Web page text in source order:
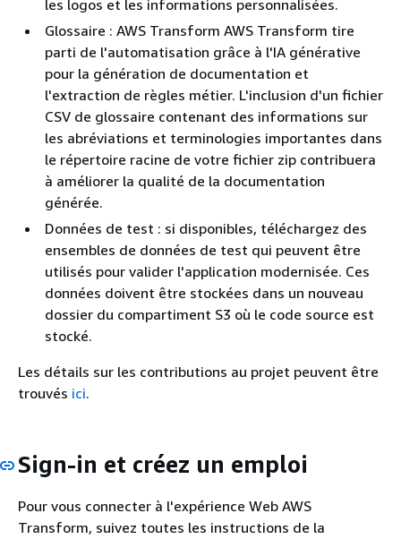
les logos et les informations personnalisées.
Glossaire : AWS Transform AWS Transform tire
parti de l'automatisation grâce à l'IA générative
pour la génération de documentation et
l'extraction de règles métier. L'inclusion d'un fichier
CSV de glossaire contenant des informations sur
les abréviations et terminologies importantes dans
le répertoire racine de votre fichier zip contribuera
à améliorer la qualité de la documentation
générée.
Données de test : si disponibles, téléchargez des
ensembles de données de test qui peuvent être
utilisés pour valider l'application modernisée. Ces
données doivent être stockées dans un nouveau
dossier du compartiment S3 où le code source est
stocké.
Les détails sur les contributions au projet peuvent être
trouvés ici.
Sign-in et créez un emploi
Pour vous connecter à l'expérience Web AWS
Transform, suivez toutes les instructions de la